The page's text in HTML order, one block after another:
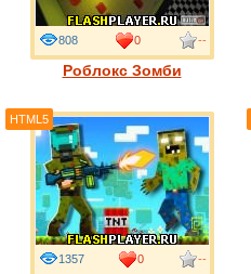
Роблокс Зомби
808 0 --
1357 0 --
HTML5